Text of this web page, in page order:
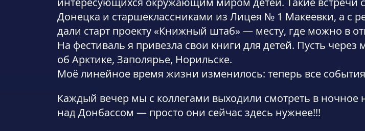
Донецка и старшеклассниками из Лицея № 1 Макеевки, а с
дали старт проекту «Книжный штаб» — месту, где можно в
На фестиваль я привезла свои книги для детей. Пусть
об Арктике, Заполярье, Норильске.
Моё линейное время жизни изменилось: теперь все
Каждый вечер мы с коллегами выходили смотреть в
над Донбассом — просто они сейчас здесь нужнее!!!